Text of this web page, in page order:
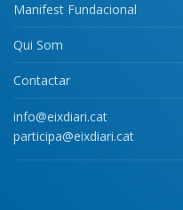
Manifest Fundacional
Qui Som
Contactar
info@eixdiari.cat
participa@eixdiari.cat